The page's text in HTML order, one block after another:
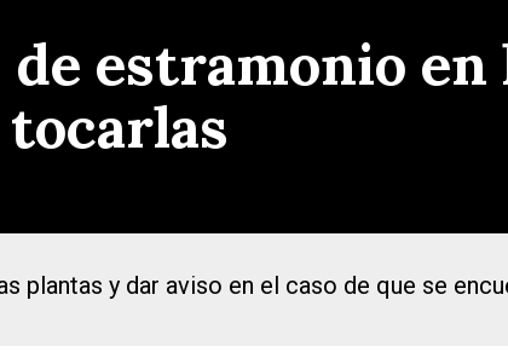
estramonio
plantas y dar aviso en el caso de que se